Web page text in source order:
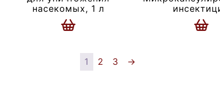
насекомых, 1 л
1 2 3 →